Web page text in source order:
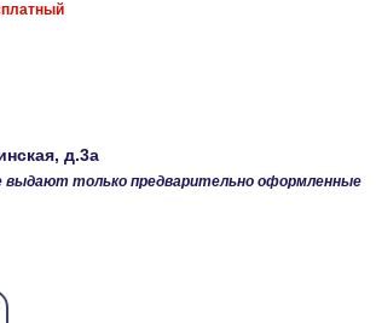
д.3а
только предварительно оформленные